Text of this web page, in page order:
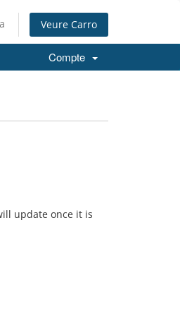
Veure Carro
Compte
update once it is